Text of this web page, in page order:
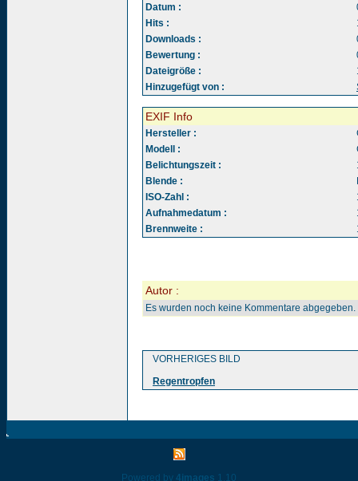
Datum :
Hits :
Downloads :
Bewertung :
Dateigröße :
Hinzugefügt von :
EXIF Info
Hersteller :
Modell :
Belichtungszeit :
Blende :
ISO-Zahl :
Aufnahmedatum :
Brennweite :
Autor :
Es wurden noch keine Kommentare abgegeben.
VORHERIGES BILD
Regentropfen
Powered by 4images 1.10